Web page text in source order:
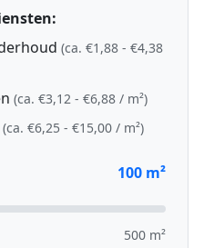
(ca. €1,88 - €4,38
(ca. €3,12 - €6,88 / m²)
(ca. €6,25 - €15,00 / m²)
100 m²
500 m²